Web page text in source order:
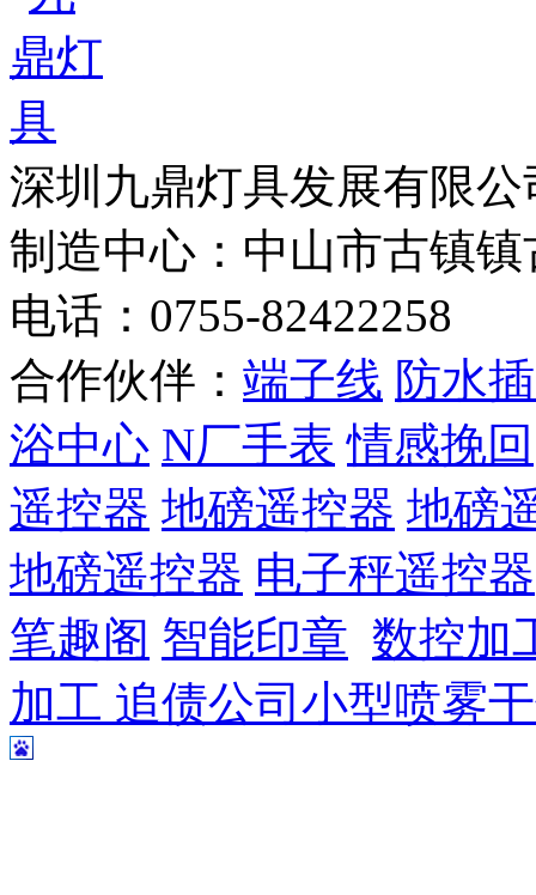
深圳九鼎灯具发展有
制造中心：中山市古镇
电话：0755-
合作伙伴： 端子线 防水
浴中心 N厂手表 情感挽回
遥控器 地磅遥控器 地磅
地磅遥控器 电子秤遥控器
笔趣阁 智能印章 数控加
加工 追债公司 小型喷雾